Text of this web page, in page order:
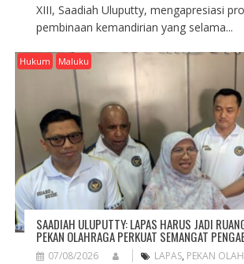
XIII, Saadiah Uluputty, mengapresiasi
pembinaan kemandirian yang selama...
Hukum Maluku
SAADIAH ULUPUTTY: LAPAS HARUS JADI
PEKAN OLAHRAGA PERKUAT SEMANGAT
07/08/2026 LAPAS, PEKAN